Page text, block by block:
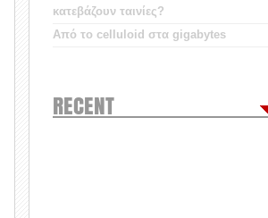
κατεβάζουν ταινίες?
Από το celluloid στα gigabytes
RECENT